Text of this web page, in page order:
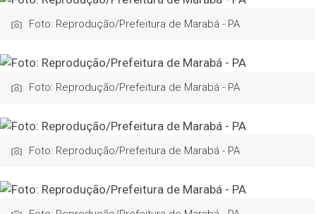
Foto: Reprodução/Prefeitura de Marabá - PA
Foto: Reprodução/Prefeitura de Marabá - PA
Foto: Reprodução/Prefeitura de Marabá - PA